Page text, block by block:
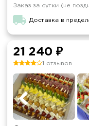
Заказ за сутки (не
Доставка в
21 240 ₽
1 отзывов